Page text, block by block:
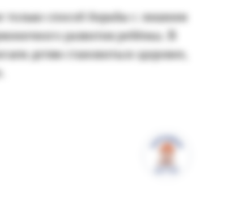
только способ борьбы с лишним
развития ребёнка. В
детям становиться здоровее,